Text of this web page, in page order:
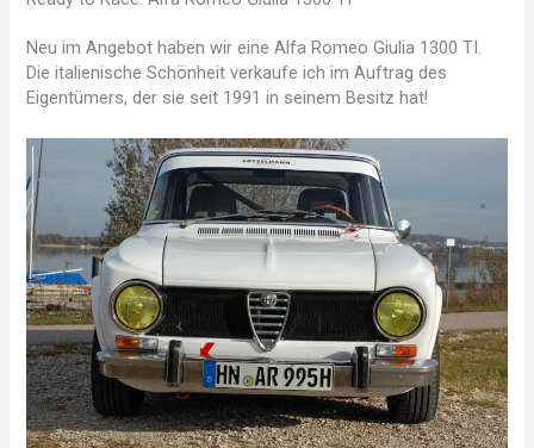
Neu im Angebot haben wir eine Alfa Romeo Giulia 1300 TI.
Die italienische Schönheit verkaufe ich im Auftrag des
Eigentümers, der sie seit 1991 in seinem Besitz hat!